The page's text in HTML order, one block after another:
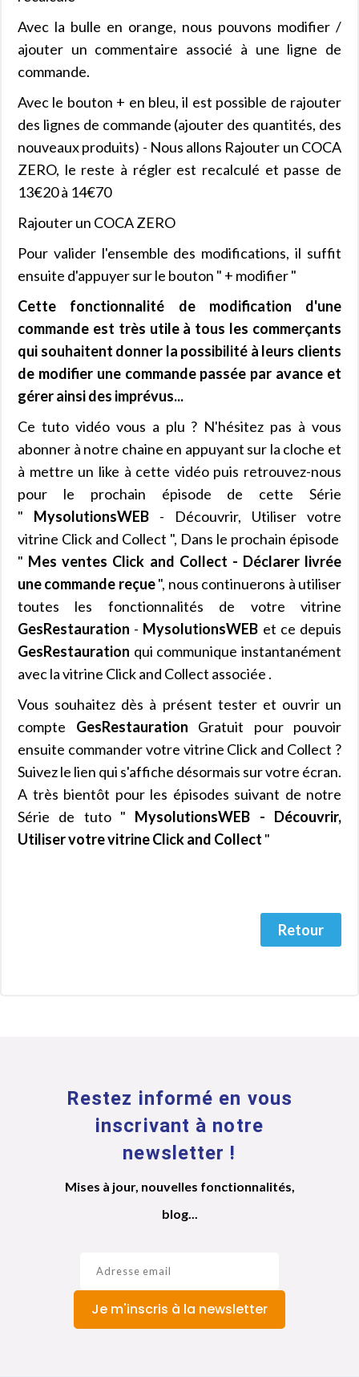
Avec la bulle en orange, nous pouvons modifier /
ajouter un commentaire associé à une ligne de
commande.
Avec le bouton + en bleu, il est possible de rajouter
des lignes de commande (ajouter des quantités, des
nouveaux produits) - Nous allons Rajouter un COCA
ZERO, le reste à régler est recalculé et passe de
13€20 à 14€70
Rajouter un COCA ZERO
Pour valider l'ensemble des modifications, il suffit
ensuite d'appuyer sur le bouton " + modifier "
Cette fonctionnalité de modification d'une
commande est très utile à tous les commerçants
qui souhaitent donner la possibilité à leurs clients
de modifier une commande passée par avance et
gérer ainsi des imprévus...
Ce tuto vidéo vous a plu ? N'hésitez pas à vous
abonner à notre chaine en appuyant sur la cloche et
à mettre un like à cette vidéo puis retrouvez-nous
pour le prochain épisode de cette Série
" MysolutionsWEB - Découvrir, Utiliser votre
vitrine Click and Collect ", Dans le prochain épisode
" Mes ventes Click and Collect - Déclarer livrée
une commande reçue", nous continuerons à utiliser
toutes les fonctionnalités de votre vitrine
GesRestauration - MysolutionsWEB et ce depuis
GesRestauration qui communique instantanément
avec la vitrine Click and Collect associée .
Vous souhaitez dès à présent tester et ouvrir un
compte GesRestauration Gratuit pour pouvoir
ensuite commander votre vitrine Click and Collect ?
Suivez le lien qui s'affiche désormais sur votre écran.
A très bientôt pour les épisodes suivant de notre
Série de tuto " MysolutionsWEB - Découvrir,
Utiliser votre vitrine Click and Collect "
Retour
Restez informé en vous
inscrivant à notre
newsletter !
Mises à jour, nouvelles fonctionnalités,
blog...
Je m'inscris à la newsletter